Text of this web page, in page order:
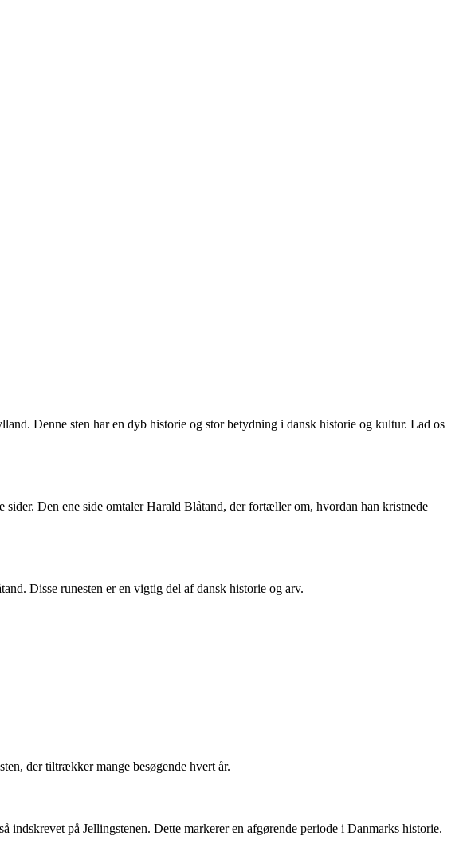
Denne sten har en dyb historie og stor betydning i dansk historie og kultur. Lad os
Den ene side omtaler Harald Blåtand, der fortæller om, hvordan han kristnede
Disse runesten er en vigtig del af dansk historie og arv.
der tiltrækker mange besøgende hvert år.
på Jellingstenen. Dette markerer en afgørende periode i Danmarks historie.